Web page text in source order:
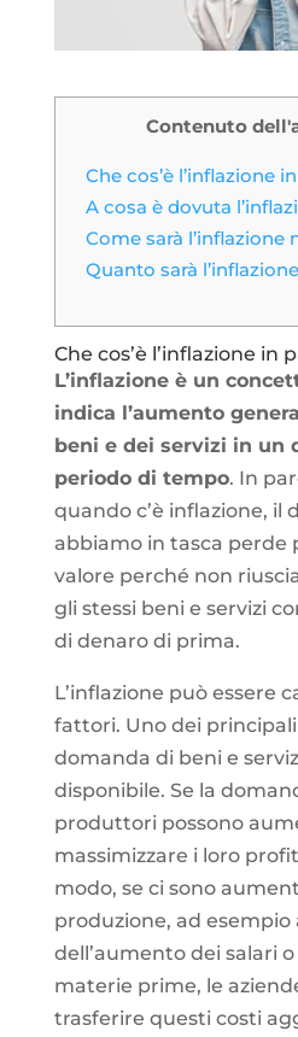
Contenuto
Che cos’è l’inflazione
A cosa è dovuta
Come sarà l’inflazione
Quanto sarà
Che cos’è l’inflazione in
L’inflazione è un
indica l’aumento
beni e dei servizi in un
periodo di tempo. In
quando c’è inflazione, il
abbiamo in tasca perde
valore perché non
gli stessi beni e servizi
di denaro di prima.
L’inflazione può essere
fattori. Uno dei principali
domanda di beni e
disponibile. Se la
produttori possono
massimizzare i loro
modo, se ci sono
produzione, ad esempio
dell’aumento dei salari
materie prime, le
trasferire questi costi